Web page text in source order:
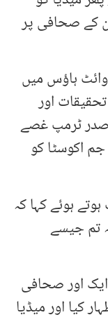
کے صحافی پر
ہاؤس میں
اور
صدر ٹرمپ غصے
اکوسٹا کو
ہوئے کہا کہ
تم جیسے
اور صحافی
کیا اور میڈیا